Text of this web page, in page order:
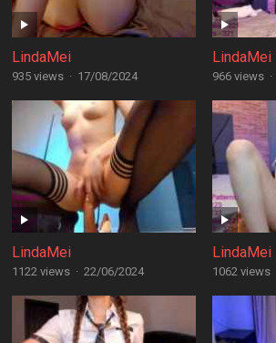
LindaMei
935 views · 17/08/2024
LindaMei
966 views ·
LindaMei
1122 views · 22/06/2024
LindaMei
1062 views